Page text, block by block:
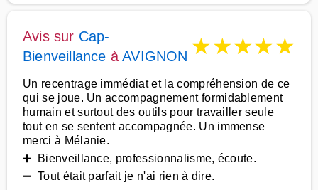
Avis sur Cap-
Bienveillance àAVIGNON ★★★★★
Un recentrage immédiat et la compréhension de ce
qui se joue. Un accompagnement formidablement
humain et surtout des outils pour travailler seule
tout en se sentent accompagnée. Un immense
merci à Mélanie.
➕ Bienveillance, professionnalisme, écoute.
➖ Tout était parfait je n'ai rien à dire.